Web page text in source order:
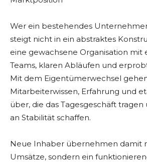
Wer ein bestehendes
steigt nicht in ein abstraktes
eine gewachsene Organisation mit
Teams, klaren Abläufen und
Mit dem Eigentümerwechsel
Mitarbeiterwissen, Erfahrung und
über, die das Tagesgeschäft
an Stabilität schaffen.
Neue Inhaber übernehmen damit
Umsätze, sondern ein